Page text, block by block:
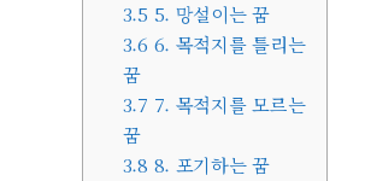
3.5 5. 망설이는 꿈
3.6 6. 목적지를 틀리는
꿈
3.7 7. 목적지를 모르는
꿈
3.8 8. 포기하는 꿈